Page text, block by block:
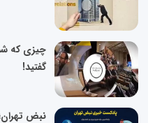
چیزی که
گفتید!
نبض